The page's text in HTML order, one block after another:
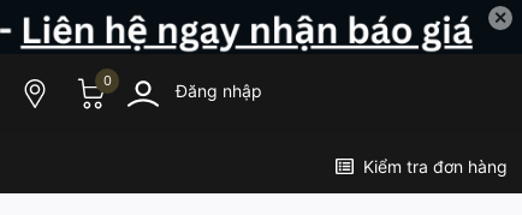
✕
0 Đăng nhập
Kiểm tra đơn hàng